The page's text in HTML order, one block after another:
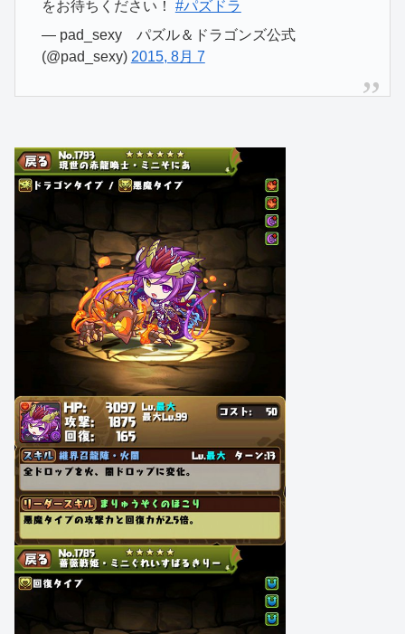
をお待ちください！ #パズドラ
— pad_sexy パズル＆ドラゴンズ公式
(@pad_sexy) 2015, 8月 7